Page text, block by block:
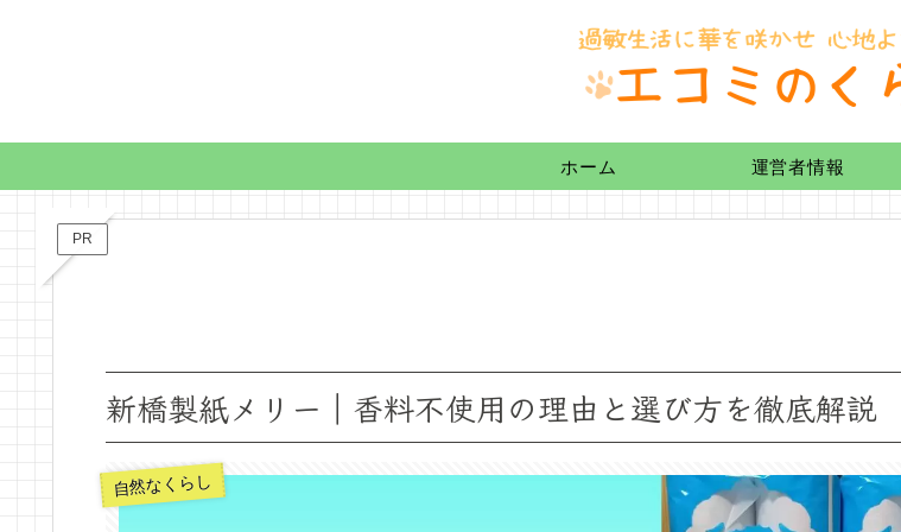
ホーム 運営者情報
PR
新橋製紙メリー｜香料不使用の理由と選び方を徹底解説
自然なくらし